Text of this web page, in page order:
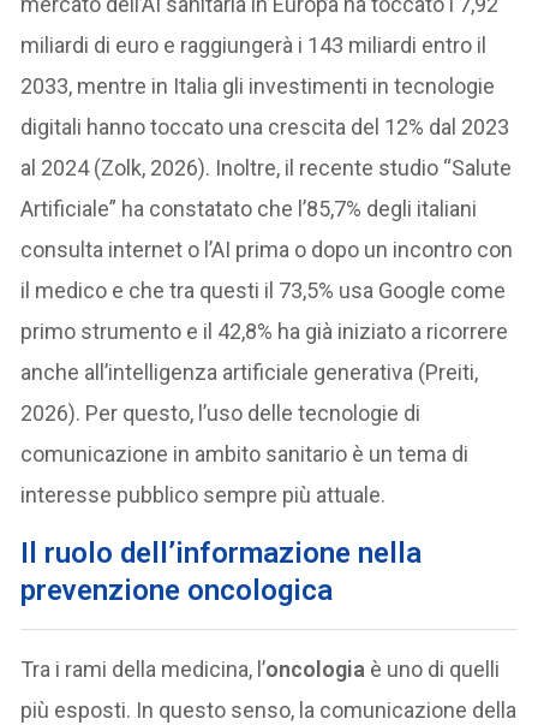
miliardi di euro e raggiungerà i 143 miliardi entro il
2033, mentre in Italia gli investimenti in tecnologie
digitali hanno toccato una crescita del 12% dal 2023
al 2024 (Zolk, 2026). Inoltre, il recente studio “Salute
Artificiale” ha constatato che l’85,7% degli italiani
consulta internet o l’AI prima o dopo un incontro con
il medico e che tra questi il 73,5% usa Google come
primo strumento e il 42,8% ha già iniziato a ricorrere
anche all’intelligenza artificiale generativa (Preiti,
2026). Per questo, l’uso delle tecnologie di
comunicazione in ambito sanitario è un tema di
interesse pubblico sempre più attuale.
Il ruolo dell’informazione nella
prevenzione oncologica
Tra i rami della medicina, l’oncologia è uno di quelli
più esposti. In questo senso, la comunicazione della